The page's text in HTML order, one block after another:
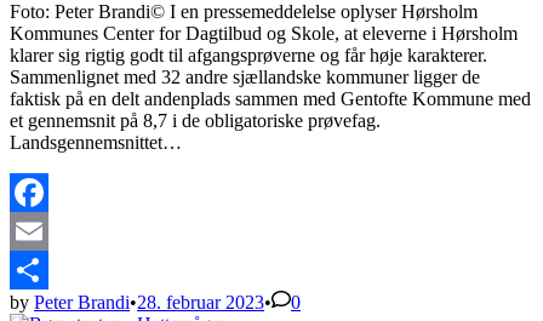
Foto: Peter Brandi© I en pressemeddelelse oplyser Hørsholm
Kommunes Center for Dagtilbud og Skole, at eleverne i Hørsholm
klarer sig rigtig godt til afgangsprøverne og får høje karakterer.
Sammenlignet med 32 andre sjællandske kommuner ligger de
faktisk på en delt andenplads sammen med Gentofte Kommune med
et gennemsnit på 8,7 i de obligatoriske prøvefag.
Landsgennemsnittet…
Facebook
Email
Share
by Peter Brandi•28. februar 2023• 0